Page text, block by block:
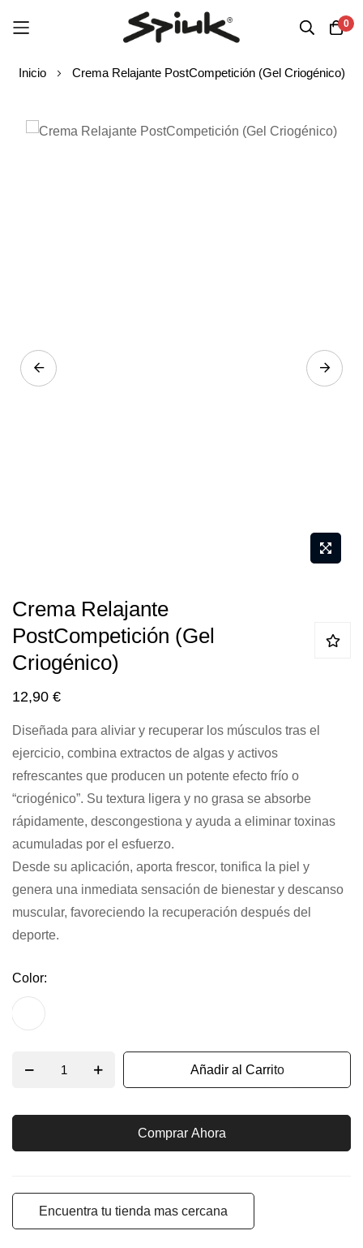
0
Inicio Crema Relajante PostCompetición (Gel Criogénico)
Saltar
al
comienzo
de
galería
de
imágenes
Crema Relajante
PostCompetición (Gel
Criogénico)
12,90 €
Diseñada para aliviar y recuperar los músculos tras el
ejercicio, combina extractos de algas y activos
refrescantes que producen un potente efecto frío o
“criogénico”. Su textura ligera y no grasa se absorbe
rápidamente, descongestiona y ayuda a eliminar toxinas
acumuladas por el esfuerzo.
Desde su aplicación, aporta frescor, tonifica la piel y
genera una inmediata sensación de bienestar y descanso
muscular, favoreciendo la recuperación después del
deporte.
Color
Añadir al Carrito
Comprar Ahora
Encuentra tu tienda mas cercana